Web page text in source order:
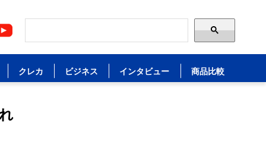
クレカ ビジネス インタビュー 商品比較